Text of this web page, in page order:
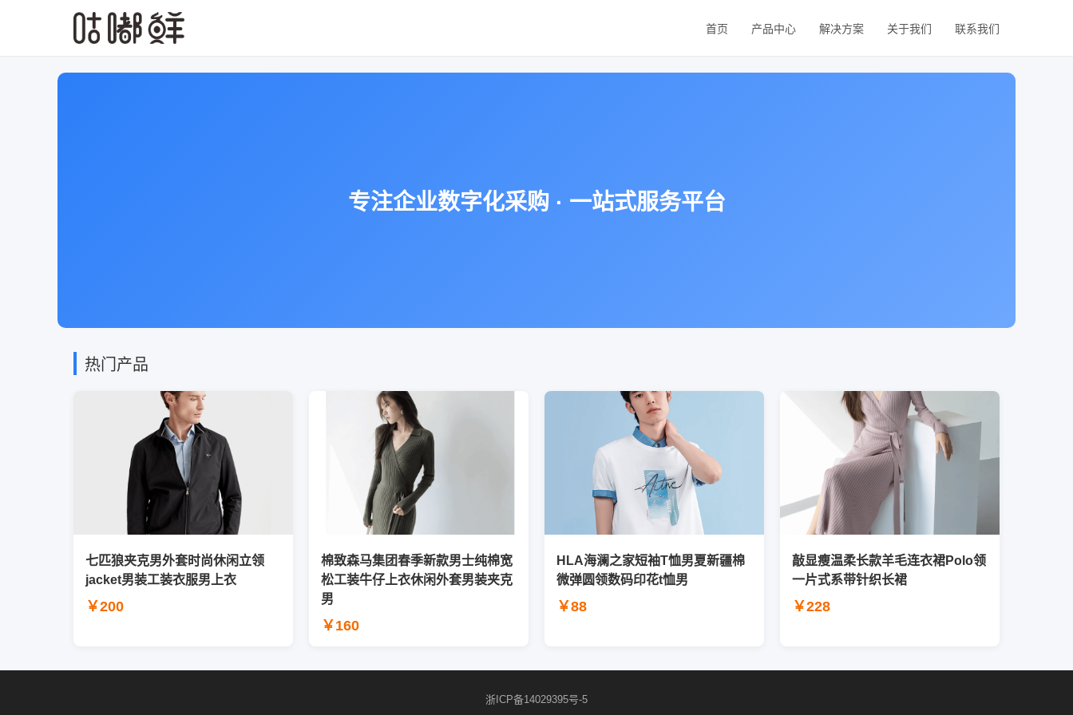
首页 产品中心 解决方案 关于我们 联系我们
专注企业数字化采购 · 一站式服务平台
热门产品
七匹狼夹克男外套时尚休闲立领
jacket男装工装衣服男上衣
￥200
棉致森马集团春季新款男士纯棉宽
松工装牛仔上衣休闲外套男装夹克
男
￥160
HLA海澜之家短袖T恤男夏新疆棉
微弹圆领数码印花t恤男
￥88
敲显瘦温柔长款羊毛连衣裙Polo领
一片式系带针织长裙
￥228
浙ICP备14029395号-5